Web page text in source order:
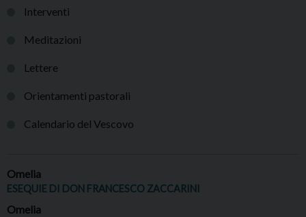
Interventi
Meditazioni
Lettere
Orientamenti pastorali
Calendario del Vescovo
Omelia
ESEQUIE DI DON FRANCESCO ZACCARINI
Omelia